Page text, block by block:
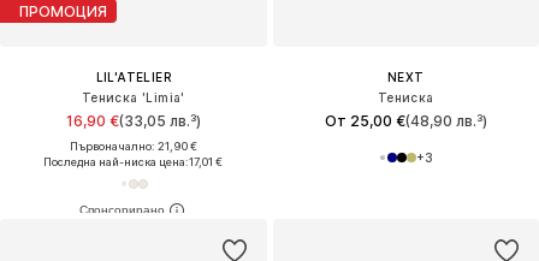
ПРОМОЦИЯ
LIL'ATELIER
Тениска 'Limia'
16,90 €(33,05 лв.³)
Първоначално: 21,90 €
Последна най-ниска цена:17,01 €
NEXT
Тениска
От 25,00 €(48,90 лв.³)
+3